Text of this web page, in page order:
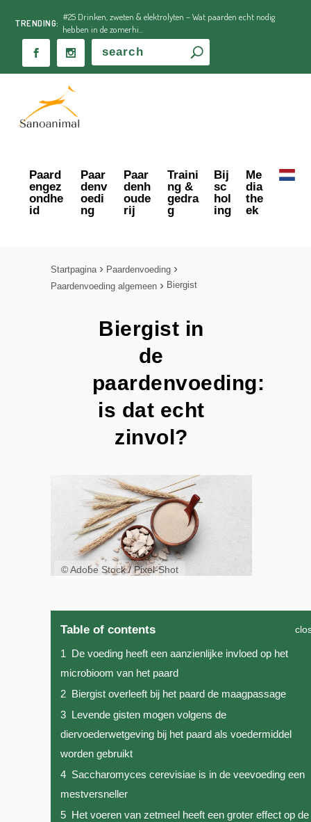
TRENDING:
#25 Drinken, zweten & elektrolyten – Wat paarden echt nodig
hebben in de zomerhi...
Paard
engez
ondhe
id
Paar
denv
oedi
ng
Paar
denh
oude
rij
Traini
ng &
gedra
g
Bij
sc
hol
ing
Me
dia
the
ek
Startpagina
Paardenvoeding
Paardenvoeding algemeen
Biergist
Biergist in
de
paardenvoeding:
is dat echt
zinvol?
© Adobe Stock / Pixel-Shot
Table of contents
1 De voeding heeft een aanzienlijke invloed op het
microbioom van het paard
2 Biergist overleeft bij het paard de maagpassage
3 Levende gisten mogen volgens de
diervoederwetgeving bij het paard als voedermiddel
worden gebruikt
4 Saccharomyces cerevisiae is in de veevoeding een
mestversneller
5 Het voeren van zetmeel heeft een groter effect op de